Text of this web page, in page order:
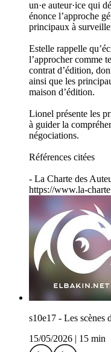
un·e auteur·ice qui
énonce l’approche
principaux à
Estelle rappelle
l’approcher comme
contrat d’édition,
ainsi que les
maison d’édition.
Lionel présente les
à guider la
négociations.
Références citées
- La Charte des
https://www.la-
s10e17 - Les scènes
15/05/2026
15 min